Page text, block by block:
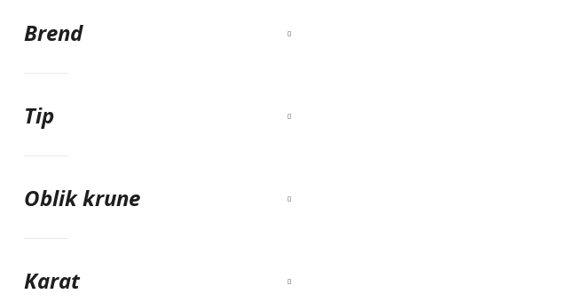
Brend
Tip
Oblik krune
Karat